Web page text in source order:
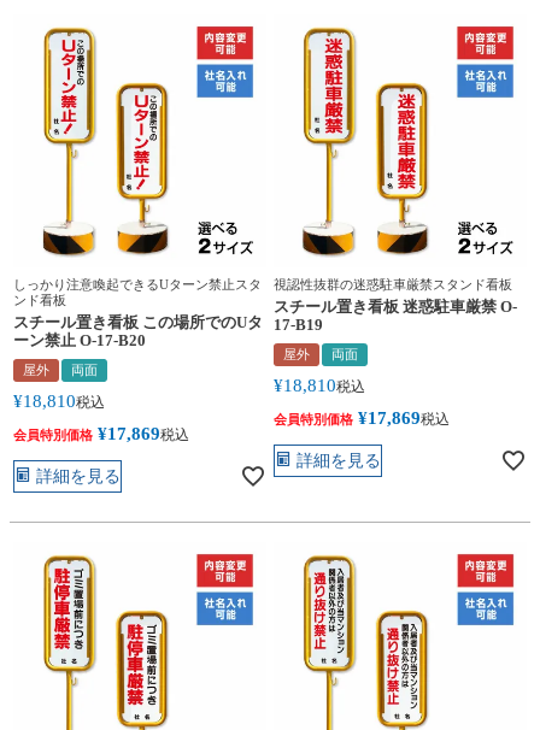
しっかり注意喚起できるUターン禁止スタ
ンド看板
スチール置き看板 この場所でのUタ
ーン禁止 O-17-B20
屋外 両面
¥18,810税込
会員特別価格 ¥17,869税込
詳細を見る
視認性抜群の迷惑駐車厳禁スタンド看板
スチール置き看板 迷惑駐車厳禁 O-
17-B19
屋外 両面
¥18,810税込
会員特別価格 ¥17,869税込
詳細を見る